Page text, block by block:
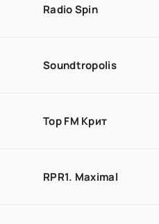
Radio Spin
Soundtropolis
Top FM Крит
RPR1. Maximal